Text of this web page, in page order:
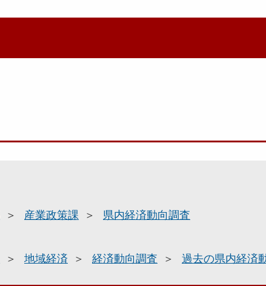
産業政策課
県内経済動向調査
地域経済 経済動向調査 過去の県内経済